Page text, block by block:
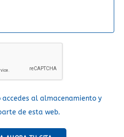
al almacenamiento y
de esta web.